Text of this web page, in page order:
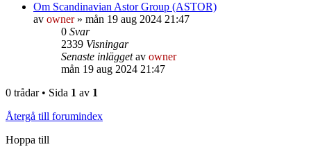
Om Scandinavian Astor Group (ASTOR)
av owner» mån 19 aug 2024 21:47
0 Svar
2339 Visningar
Senaste inläggetav owner
mån 19 aug 2024 21:47
0 trådar • Sida 1 av 1
Återgå till forumindex
Hoppa till